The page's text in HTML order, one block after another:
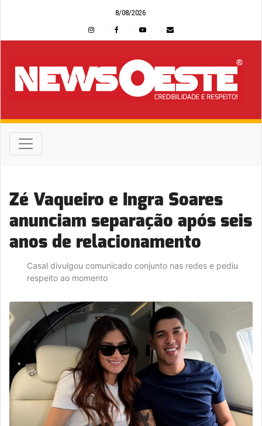
8/08/2026
Zé Vaqueiro e Ingra Soares
anunciam separação após seis
anos de relacionamento
Casal divulgou comunicado conjunto nas redes e pediu
respeito ao momento